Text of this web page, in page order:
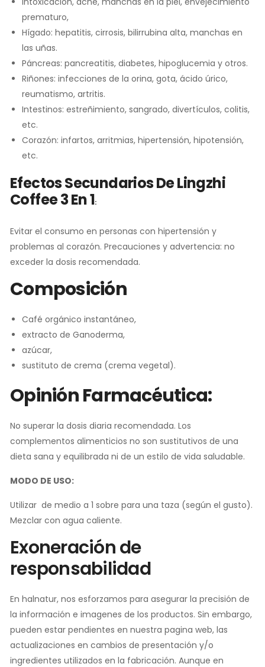
prematuro,
Hígado: hepatitis, cirrosis, bilirrubina alta, manchas en
las uñas.
Páncreas: pancreatitis, diabetes, hipoglucemia y otros.
Riñones: infecciones de la orina, gota, ácido úrico,
reumatismo, artritis.
Intestinos: estreñimiento, sangrado, divertículos, colitis,
etc.
Corazón: infartos, arritmias, hipertensión, hipotensión,
etc.
Efectos Secundarios DeLingzhi
Coffee 3 En 1:
Evitar el consumo en personas con hipertensión y
problemas al corazón. Precauciones y advertencia: no
exceder la dosis recomendada.
Composición
Café orgánico instantáneo,
extracto de Ganoderma,
azúcar,
sustituto de crema (crema vegetal).
Opinión Farmacéutica:
No superar la dosis diaria recomendada. Los
complementos alimenticios no son sustitutivos de una
dieta sana y equilibrada ni de un estilo de vida saludable.
MODO DE USO:
Utilizar de medio a 1 sobre para una taza (según el gusto).
Mezclar con agua caliente.
Exoneración de
responsabilidad
En halnatur, nos esforzamos para asegurar la precisión de
la información e imagenes de los productos. Sin embargo,
pueden estar pendientes en nuestra pagina web, las
actualizaciones en cambios de presentación y/o
ingredientes utilizados en la fabricación. Aunque en